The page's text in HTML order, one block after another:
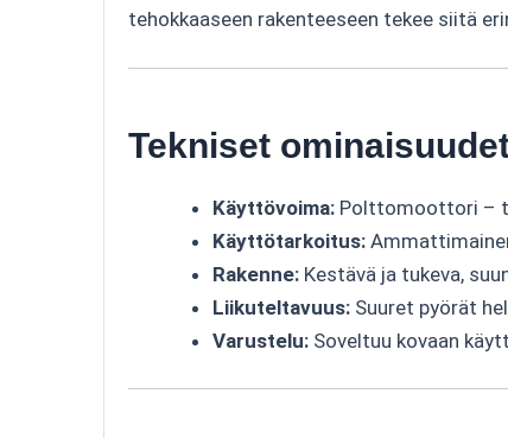
tehokkaaseen rakenteeseen tekee siitä
Tekniset
Käyttövoima: Polttomoottori –
Käyttötarkoitus:
Rakenne: Kestävä ja tukeva,
Liikuteltavuus: Suuret pyörät
Varustelu: Soveltuu kovaan